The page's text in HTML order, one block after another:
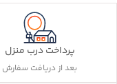
پرداخت درب منزل
بعد از دریافت سفارش